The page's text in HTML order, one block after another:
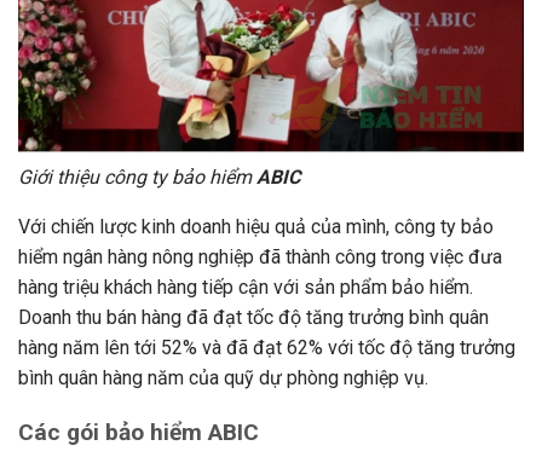
Giới thiệu công ty bảo hiểmABIC
Với chiến lược kinh doanh hiệu quả của mình, công ty bảo
hiểm ngân hàng nông nghiệp đã thành công trong việc đưa
hàng triệu khách hàng tiếp cận với sản phẩm bảo hiểm.
Doanh thu bán hàng đã đạt tốc độ tăng trưởng bình quân
hàng năm lên tới 52% và đã đạt 62% với tốc độ tăng trưởng
bình quân hàng năm của quỹ dự phòng nghiệp vụ.
Các gói bảo hiểm ABIC